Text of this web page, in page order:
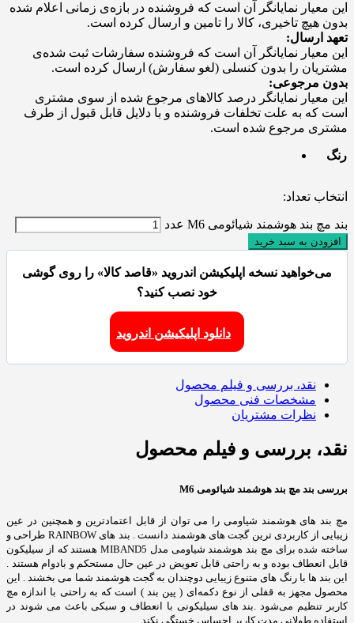
این معیار نمایانگر آن است که فروشنده در بازه‌ی زمانی اعلام شده
بدون هیچ تاخیری، کالا را تامین و ارسال کرده است.
تعهد ارسال:
این معیار نمایانگر آن است که فروشنده سفارشات ثبت شده‌ی
مشتریان را بدون کنسلی (لغو سفارش) ارسال کرده است.
بدون مرجوعی:
این معیار نمایانگر درصد کالاهای مرجوع شده از سوی مشتری
است که به علت تخلفات فروشنده و با دلایل قابل قبول از طرف
مشتری مرجوع شده است.
رنگ
انتخاب تعداد:
بند مچ بند هوشمند شیائومی M6 عدد
افزودن به سبد خرید
می‌خواهید نسخه اپلیکیشن اندروید «قاصد کالا» را روی گوشی
خود نصب کنید؟
دانلود اپلیکیشن اندروید
نقد، بررسی و فیلم محصول
مشخصات فنی محصول
نظرات مشتریان
نقد، بررسی و فیلم محصول
بررسی بند مچ بند هوشمند شیائومی M6
مچ بند های هوشمند شیاومی را می توان از قابل اعتمادترین و همچنین در عین
زیبایی از کاربردی ترین گجت های هوشمند دانست . بند های RAINBOW طراحی و
ساخته شده برای مچ بند هوشمند شیاومی مدل MIBAND5 هستند که از سیلیکون
قابل انعطاف بوده و به راحتی قابل تعویض در عین حال مستحکم و بادوام هستند .
این بند ها با رنگ های متنوع زیبایی دوچندان به گجت هوشمند شما می بخشند . این
محصول مجهز به قفلی از نوع دکمه‌ای ( پین بند ) است که به راحتی با اندازه مچ
کاربر تنظیم می‌شود .بند های سیلیکونی با انعطاف و سبکی باعث می شوند در
استفاده طولانی مدت کاربر احساس خستگی نکند.